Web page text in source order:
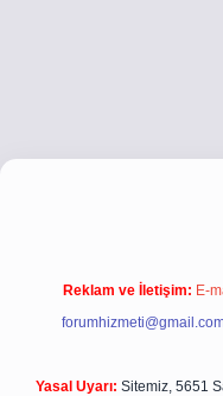
betci girişbetci giriş
Reklam ve İletişim: E-
Yasal Uyarı: Sitemiz, 5651